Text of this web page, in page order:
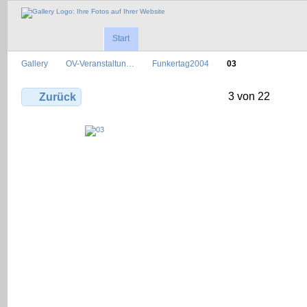
Start
Gallery OV-Veranstaltun… Funkertag2004 03
Zurück 3 von 22